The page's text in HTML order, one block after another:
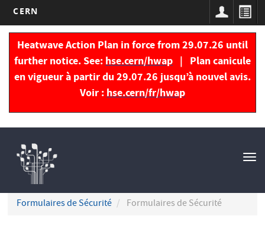
Aller
contenu
principal
CERN
Heatwave Action Plan in force from 29.07.26 until
further notice. See: hse.cern/hwap | Plan canicule
en vigueur à partir du 29.07.26 jusqu’à nouvel avis.
Voir : hse.cern/fr/hwap
principale
Formulaires de Sécurité Formulaires de Sécurité